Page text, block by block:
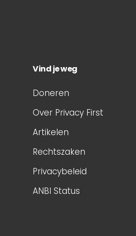
Vind je weg
Doneren
Over Privacy First
Artikelen
Rechtszaken
Privacybeleid
ANBI Status